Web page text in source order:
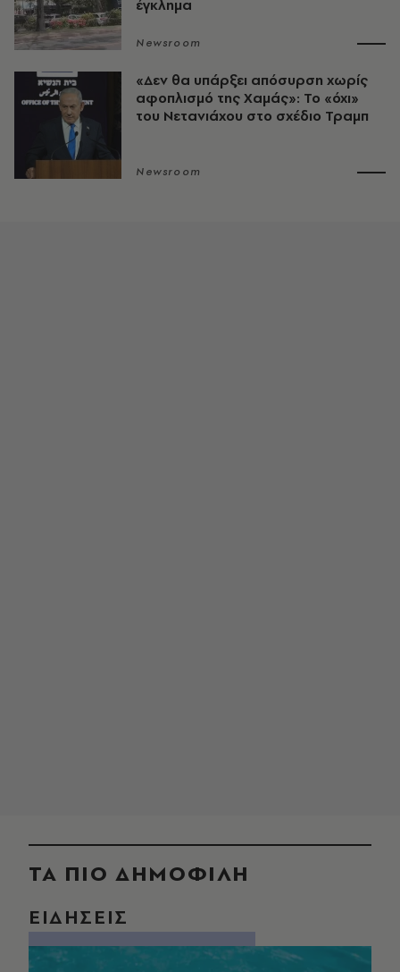
έγκλημα
Newsroom
«Δεν θα υπάρξει απόσυρση χωρίς
αφοπλισμό της Χαμάς»: Το «όχι»
του Νετανιάχου στο σχέδιο Τραμπ
Newsroom
ΤΑ ΠΙΟ ΔΗΜΟΦΙΛΗ
ΕΙΔΗΣΕΙΣ